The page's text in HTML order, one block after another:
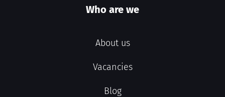
Who are we
About us
Vacancies
Blog